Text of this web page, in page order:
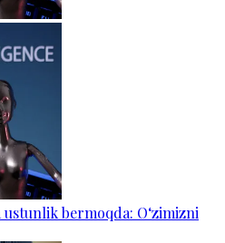
bermoqda: O‘zimizni